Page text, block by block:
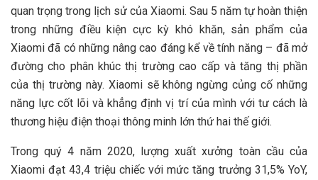
quan trọng trong lịch sử của Xiaomi. Sau 5 năm tự hoàn thiện
trong những điều kiện cực kỳ khó khăn, sản phẩm của
Xiaomi đã có những nâng cao đáng kể về tính năng – đã mở
đường cho phân khúc thị trường cao cấp và tăng thị phần
của thị trường này. Xiaomi sẽ không ngừng củng cố những
năng lực cốt lõi và khẳng định vị trí của mình với tư cách là
thương hiệu điện thoại thông minh lớn thứ hai thế giới.
Trong quý 4 năm 2020, lượng xuất xưởng toàn cầu của
Xiaomi đạt 43,4 triệu chiếc với mức tăng trưởng 31,5% YoY,